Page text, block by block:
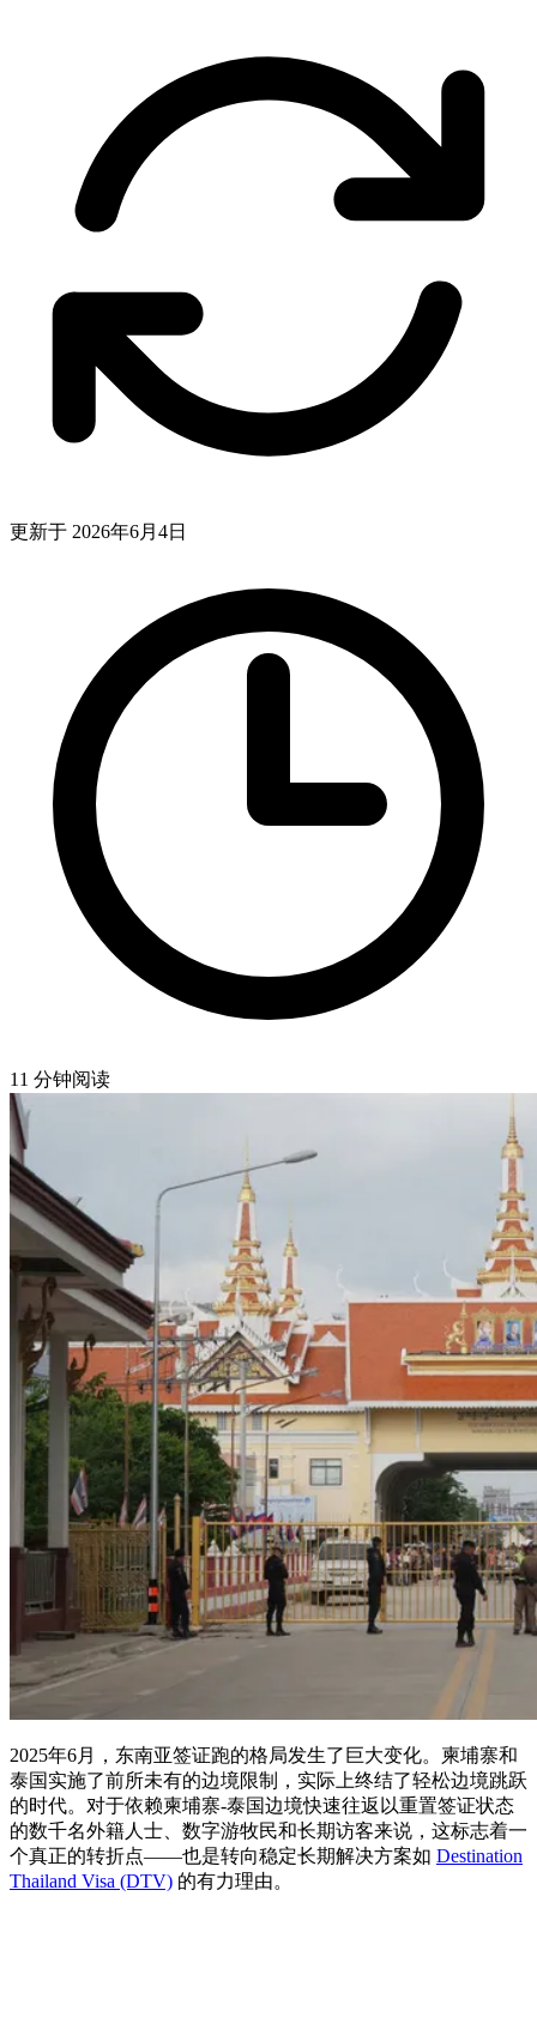
更新于 2026年6月4日
11 分钟阅读
2025年6月，东南亚签证跑的格局发生了巨大变化。柬埔寨和
泰国实施了前所未有的边境限制，实际上终结了轻松边境跳跃
的时代。对于依赖柬埔寨-泰国边境快速往返以重置签证状态
的数千名外籍人士、数字游牧民和长期访客来说，这标志着一
个真正的转折点——也是转向稳定长期解决方案如 Destination
Thailand Visa (DTV) 的有力理由。